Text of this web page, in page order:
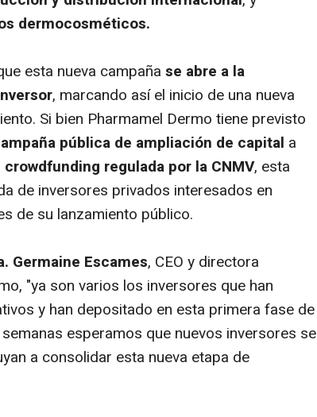
dermocosméticos.
esta nueva campaña se abre a la
, marcando así el inicio de una nueva
Si bien Pharmamel Dermo tiene previsto
pública de ampliación de capital a
crowdfunding regulada por la CNMV, esta
de inversores privados interesados en
de su lanzamiento público.
Germaine Escames, CEO y directora
"ya son varios los inversores que han
y han depositado en esta primera fase de
esperamos que nuevos inversores se
a consolidar esta nueva etapa de